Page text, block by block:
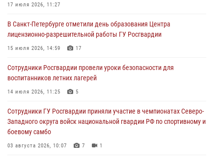
06 августа 2026, 07:30
В Выборгском районе наряд Росгвардии обнаружил
разыскиваемый преступный автотранспорт
05 августа 2026, 12:25 2
Петербургские росгвардейцы обнаружили объявленный в розыск
автомобиль, ранее использовавшийся при совершении кражи в
Ленобласти
17 июля 2026, 11:27
В Санкт-Петербурге отметили день образования Центра
лицензионно-разрешительной работы ГУ Росгвардии
15 июля 2026, 14:59 17
Сотрудники Росгвардии провели уроки безопасности для
воспитанников летних лагерей
14 июля 2026, 11:25 5
Сотрудники ГУ Росгвардии приняли участие в чемпионатах Северо-
Западного округа войск национальной гвардии РФ по спортивному и
боевому самбо
03 августа 2026, 10:07 7 1